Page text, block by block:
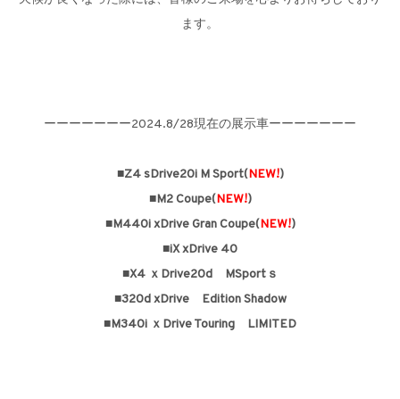
ます。
ーーーーーーー2024.8/28現在の展示車ーーーーーーー
■Z4 sDrive20i M Sport(NEW!)
■M2 Coupe(NEW!)
■M440i xDrive Gran Coupe(NEW!)
■iX xDrive 40
■X4 ｘDrive20d MSportｓ
■320d xDrive Edition Shadow
■M340i ｘDrive Touring LIMITED